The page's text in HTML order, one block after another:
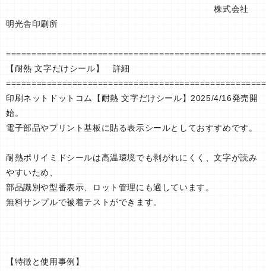
株式会社
明光舎印刷所
【耐熱 文字だけシール】 詳細
印刷ネットドットコム【耐熱 文字だけシール】2025/4/16発売開
始。
電子部品やプリント基板に貼る表示シールとしておすすめです。
耐熱ポリイミドシールは高温環境でも剥がれにくく、文字が読み
やすいため、
部品識別や型番表示、ロット管理にも適しています。
無料サンプルで被着テストができます。
【特徴と使用事例】